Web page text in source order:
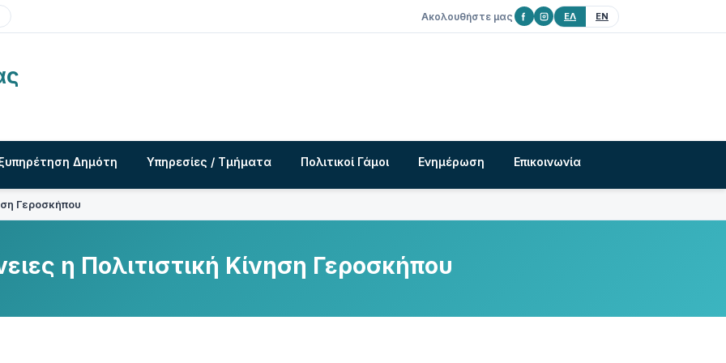
Ακολουθήστε μας ΕΛ EN
Δημότη Υπηρεσίες / Τμήματα Πολιτικοί Γάμοι Ενημέρωση Επικοινωνία
Γεροσκήπου
η Πολιτιστική Κίνηση Γεροσκήπου